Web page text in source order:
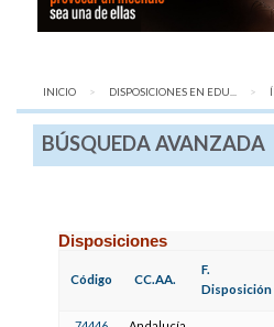
INICIO DISPOSICIONES EN EDU...
BÚSQUEDA AVANZADA
Disposiciones
Código CC.AA.
F.
Disposición